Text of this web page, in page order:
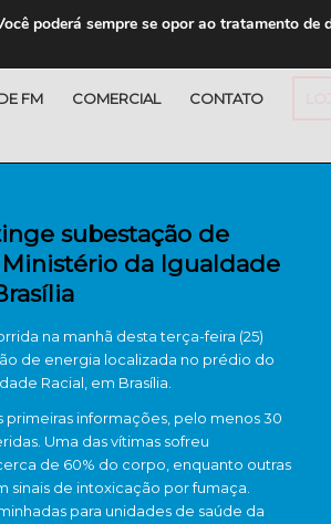
FM COMERCIAL CONTATO
subestação de
da Igualdade
na manhã desta terça-feira (25)
de energia localizada no prédio do
Racial, em Brasília.
primeiras informações, pelo menos 30
Uma das vítimas sofreu
de 60% do corpo, enquanto outras
sinais de intoxicação por fumaça.
para unidades de saúde da
poderá sempre se opor ao tratamento